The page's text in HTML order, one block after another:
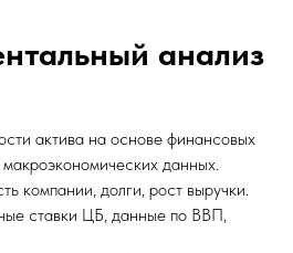
анализ
актива на основе финансовых
данных.
компании, долги, рост выручки.
ставки ЦБ, данные по ВВП,